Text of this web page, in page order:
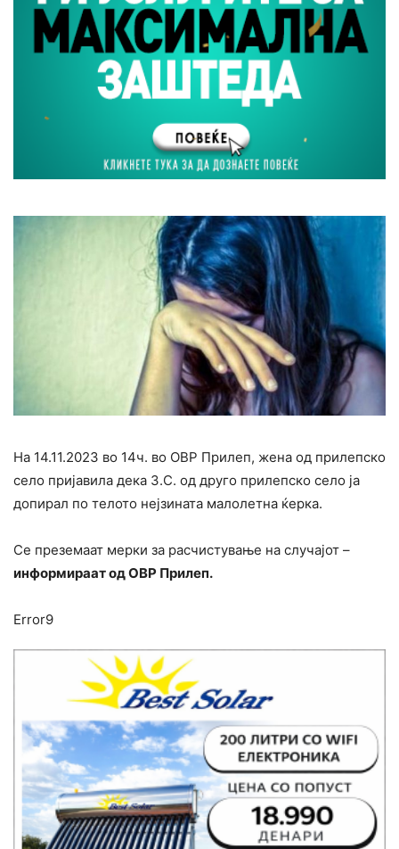
На 14.11.2023 во 14ч. во ОВР Прилеп, жена од прилепско
село пријавила дека З.С. од друго прилепско село ја
допирал по телото нејзината малолетна ќерка.
Се преземаат мерки за расчистување на случајот –
информираат од ОВР Прилеп.
Error9